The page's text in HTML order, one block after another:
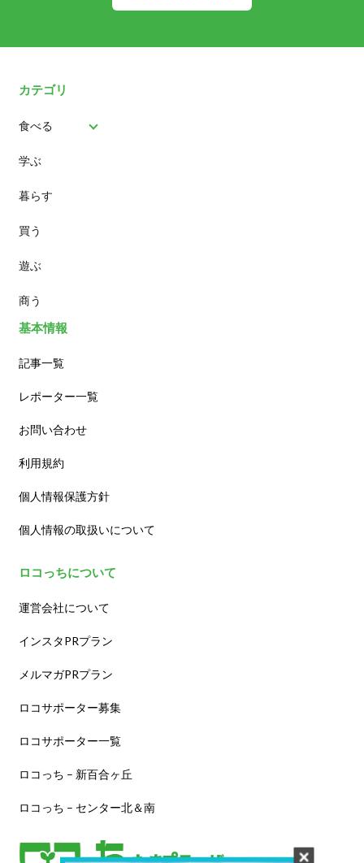
カテゴリ
食べる
パン
スイーツ
ランチ
カフェ
学ぶ
暮らす
買う
遊ぶ
商う
基本情報
記事一覧
レポーター一覧
お問い合わせ
利用規約
個人情報保護方針
個人情報の取扱いについて
ロコっちについて
運営会社について
インスタPRプラン
メルマガPRプラン
ロコサポーター募集
ロコサポーター一覧
ロコっち – 新百合ヶ丘
ロコっち – センター北＆南